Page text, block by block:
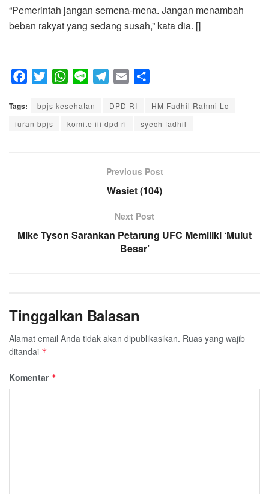
“Pemerintah jangan semena-mena. Jangan menambah
beban rakyat yang sedang susah,” kata dia. []
e
i
t
W
a
t
n
e
l
e
a
m
a
a
r
Tags: bpjs kesehatan DPD RI
HM Fadhil Rahmi Lc
iuran bpjs
komite iii dpd ri syech fadhil
Previous Post
Wasiet (104)
Next Post
Mike Tyson Sarankan Petarung UFC Memiliki ‘Mulut
Besar’
Tinggalkan Balasan
Alamat email Anda tidak akan dipublikasikan. Ruas yang wajib
ditandai *
Komentar *